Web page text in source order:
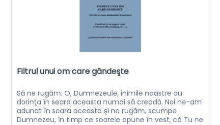
Filtrul unui om care gândeşte
Să ne rugăm. O, Dumnezeule, inimile noastre au
dorinţa în seara aceasta numai să creadă. Noi ne-am
adunat în seara aceasta şi ne rugăm, scumpe
Dumnezeu, în timp ce soarele apune în vest, că Tu ne